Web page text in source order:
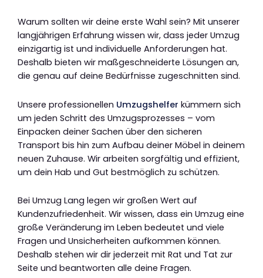
Warum sollten wir deine erste Wahl sein? Mit unserer
langjährigen Erfahrung wissen wir, dass jeder Umzug
einzigartig ist und individuelle Anforderungen hat.
Deshalb bieten wir maßgeschneiderte Lösungen an,
die genau auf deine Bedürfnisse zugeschnitten sind.
Unsere professionellen Umzugshelfer kümmern sich
um jeden Schritt des Umzugsprozesses – vom
Einpacken deiner Sachen über den sicheren
Transport bis hin zum Aufbau deiner Möbel in deinem
neuen Zuhause. Wir arbeiten sorgfältig und effizient,
um dein Hab und Gut bestmöglich zu schützen.
Bei Umzug Lang legen wir großen Wert auf
Kundenzufriedenheit. Wir wissen, dass ein Umzug eine
große Veränderung im Leben bedeutet und viele
Fragen und Unsicherheiten aufkommen können.
Deshalb stehen wir dir jederzeit mit Rat und Tat zur
Seite und beantworten alle deine Fragen.